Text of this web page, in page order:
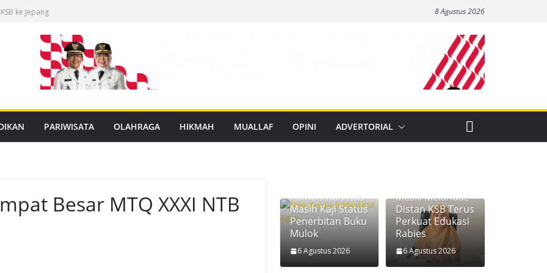
ke Jepang
Rabies
PBG Gratis
Distribusi
8 Agustus 2026
PARIWISATA OLAHRAGA HIKMAH MUALLAF OPINI ADVERTORIAL
Besar MTQ XXXI NTB
Pemerintah KSB
Masih Kaji Status
Penerbitan Buku
Mulok
6 Agustus 2026
Meski Melandai,
Distan KSB Terus
Perkuat Edukasi
Rabies
6 Agustus 2026
Diskoperindag